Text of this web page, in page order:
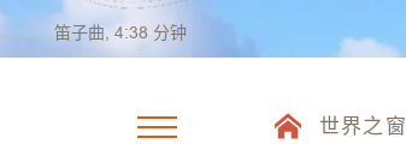
笛子曲, 4:38 分钟
世界之窗